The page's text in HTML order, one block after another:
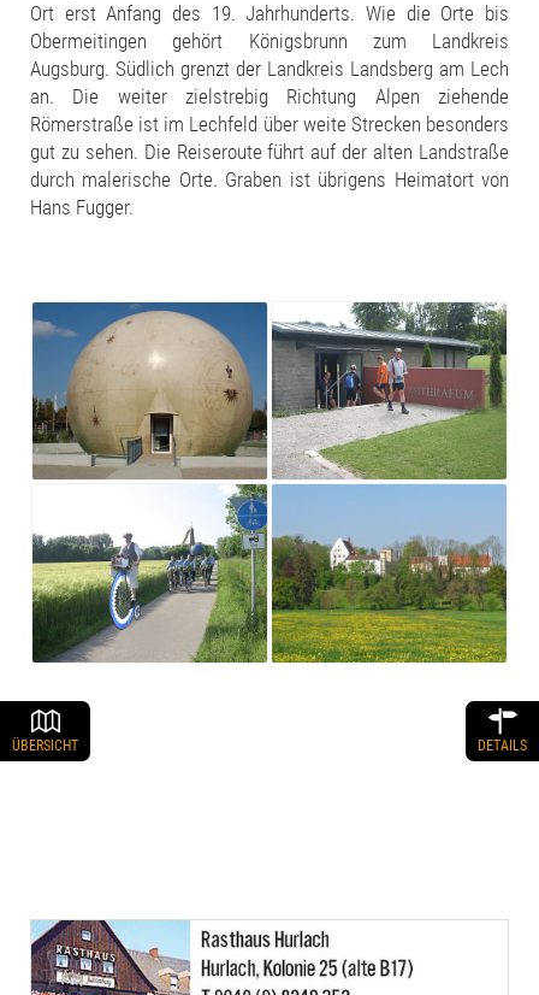
Ort erst Anfang des 19. Jahrhunderts. Wie die Orte bis
Obermeitingen gehört Königsbrunn zum Landkreis
Augsburg. Südlich grenzt der Landkreis Landsberg am Lech
an. Die weiter zielstrebig Richtung Alpen ziehende
Römerstraße ist im Lechfeld über weite Strecken besonders
gut zu sehen. Die Reiseroute führt auf der alten Landstraße
durch malerische Orte. Graben ist übrigens Heimatort von
Hans Fugger.
ÜBERSICHT DETAILS